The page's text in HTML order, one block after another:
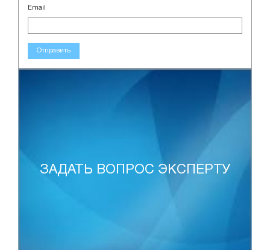
Email
Отправить
ЗАДАТЬ ВОПРОС ЭКСПЕРТУ